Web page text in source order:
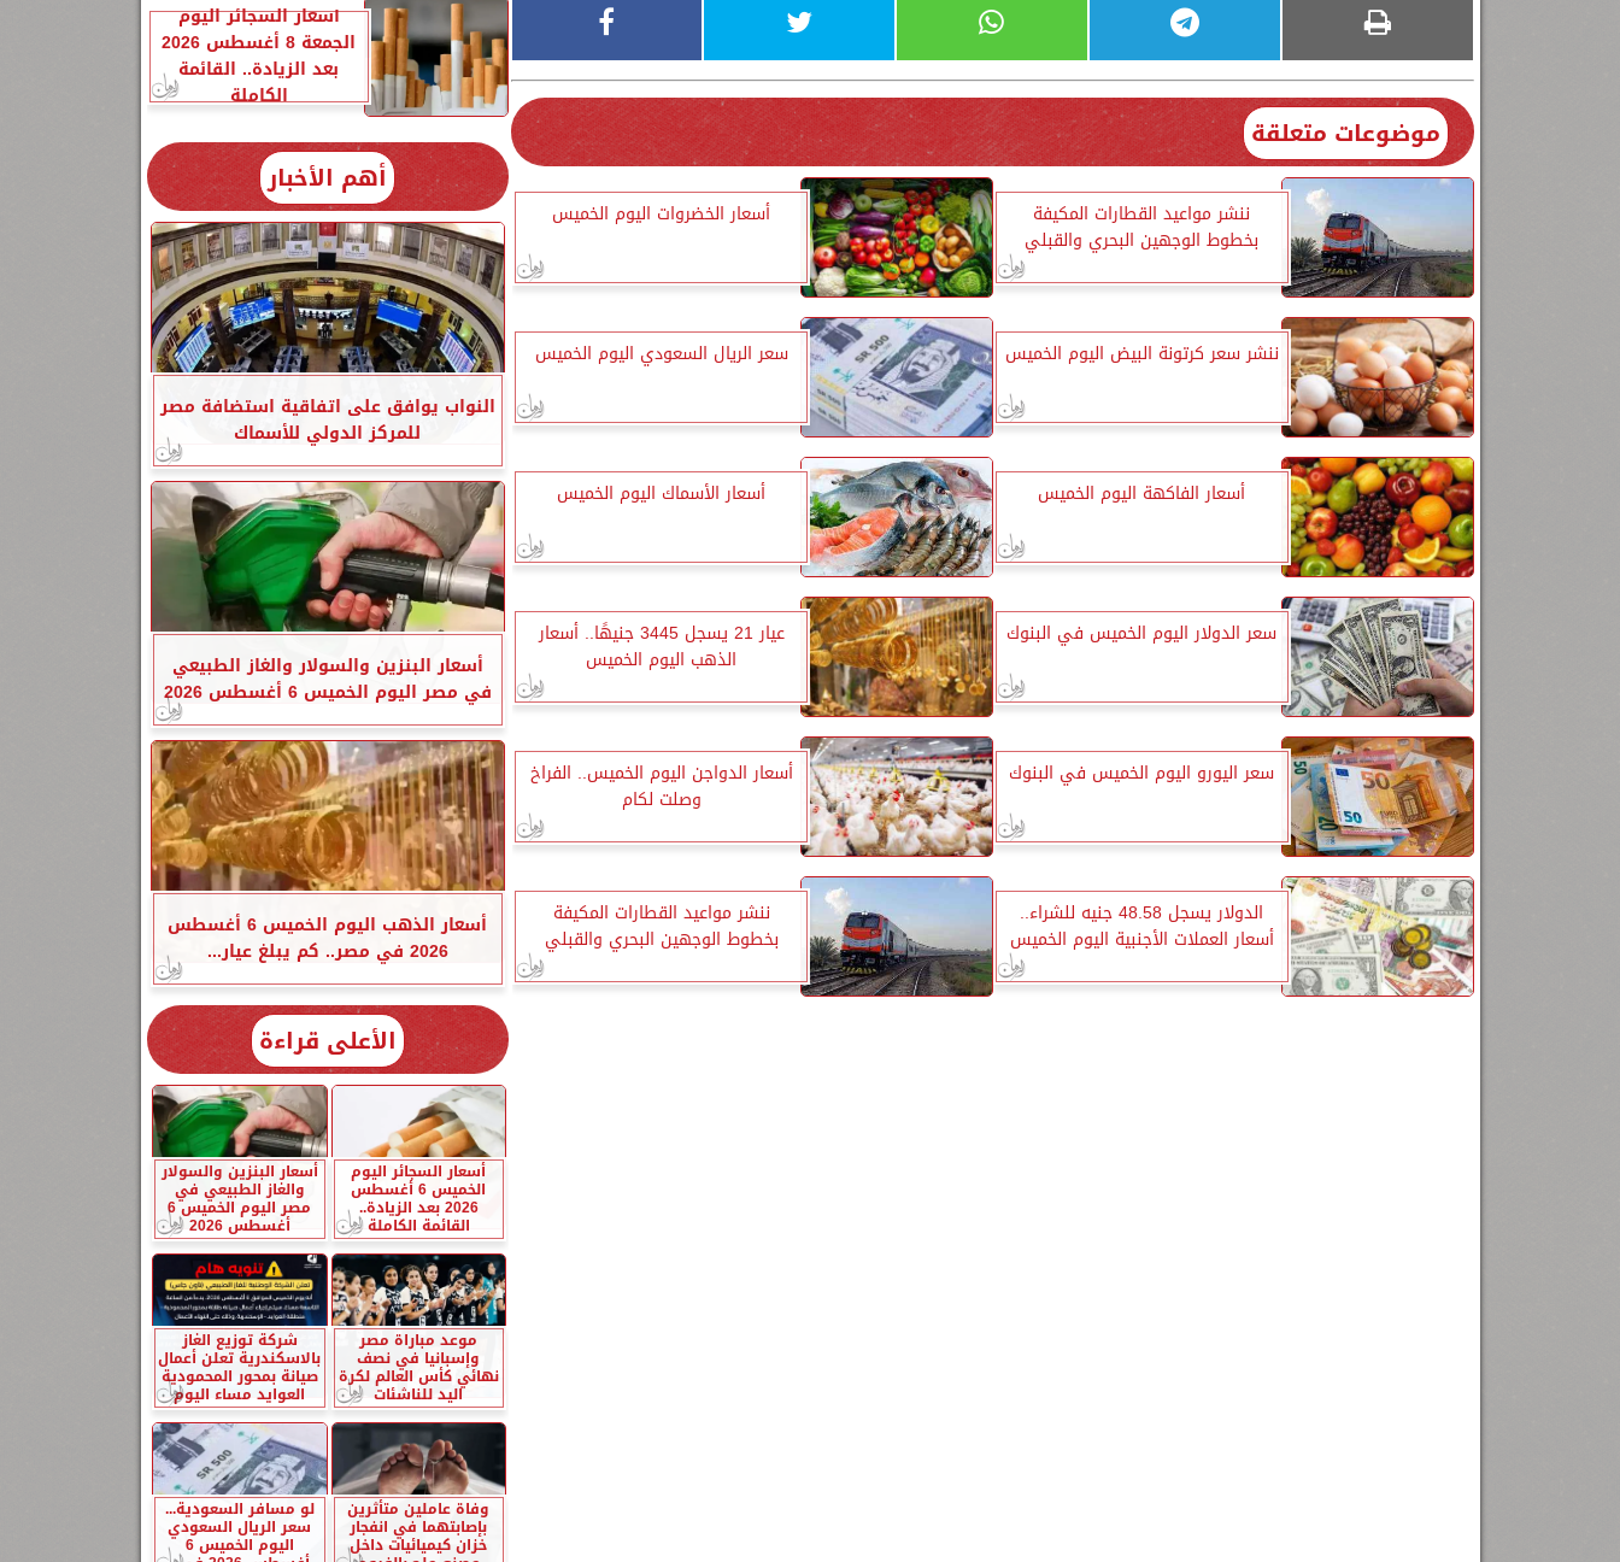
موضوعات متعلقة
ننشر مواعيد القطارات المكيفة
بخطوط الوجهين البحري والقبلي
أسعار الخضروات اليوم الخميس
ننشر سعر كرتونة البيض اليوم الخميس سعر الريال السعودي اليوم الخميس
أسعار الفاكهة اليوم الخميس أسعار الأسماك اليوم الخميس
سعر الدولار اليوم الخميس في البنوك
عيار 21 يسجل 3445 جنيهًا.. أسعار
الذهب اليوم الخميس
سعر اليورو اليوم الخميس في البنوك
أسعار الدواجن اليوم الخميس.. الفراخ
وصلت لكام
الدولار يسجل 48.58 جنيه للشراء..
أسعار العملات الأجنبية اليوم الخميس
ننشر مواعيد القطارات المكيفة
بخطوط الوجهين البحري والقبلي
أسعار السجائر اليوم
الجمعة 8 أغسطس 2026
بعد الزيادة.. القائمة
الكاملة
أهم الأخبار
النواب يوافق على اتفاقية استضافة مصر
للمركز الدولي للأسماك
أسعار البنزين والسولار والغاز الطبيعي
في مصر اليوم الخميس 6 أغسطس 2026
أسعار الذهب اليوم الخميس 6 أغسطس
2026 في مصر.. كم يبلغ عيار...
الأعلى قراءة
أسعار السجائر اليوم
الخميس 6 أغسطس
2026 بعد الزيادة..
القائمة الكاملة
أسعار البنزين والسولار
والغاز الطبيعي في
مصر اليوم الخميس 6
أغسطس 2026
موعد مباراة مصر
وإسبانيا في نصف
نهائي كأس العالم لكرة
اليد للناشئات
شركة توزيع الغاز
بالاسكندرية تعلن أعمال
صيانة بمحور المحمودية
العوايد مساء اليوم
وفاة عاملين متأثرين
بإصابتهما في انفجار
خزان كيميائيات داخل
لو مسافر السعودية...
سعر الريال السعودي
اليوم الخميس 6